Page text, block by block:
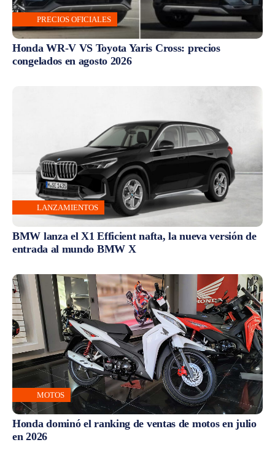
PRECIOS OFICIALES
Honda WR-V VS Toyota Yaris Cross: precios
congelados en agosto 2026
LANZAMIENTOS
BMW lanza el X1 Efficient nafta, la nueva versión de
entrada al mundo BMW X
MOTOS
Honda dominó el ranking de ventas de motos en julio
en 2026